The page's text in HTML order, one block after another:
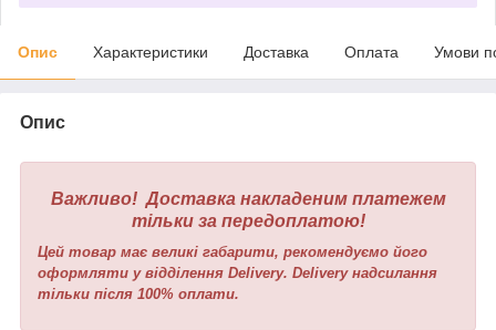
Опис Характеристики Доставка Оплата Умови
Опис
Важливо! Доставка накладеним платежем
тільки за передоплатою!
Цей товар має великі габарити, рекомендуємо його
оформляти у відділення Delivery. Delivery надсилання
тільки після 100% оплати.